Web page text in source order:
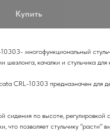
Купить
многофункциональный
шезлонга, качалки и стульчика для
CRL-10303 предназначен для
сидения по высоте, регулировкой
что позволяет стульчику "расти"